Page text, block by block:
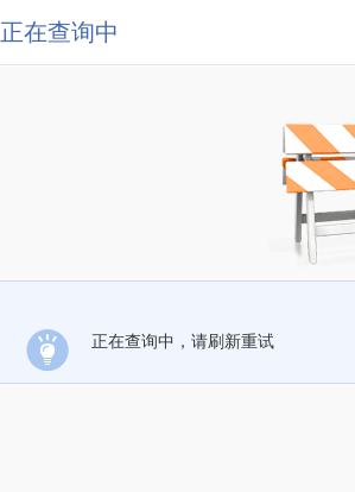
正在查询中
正在查询中，请刷新重试